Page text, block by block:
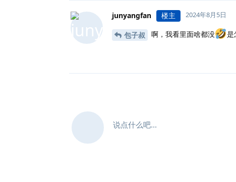
junyangfan 楼主 2024年8月5日
包子叔 啊，我看里面啥都没 是
说点什么吧...